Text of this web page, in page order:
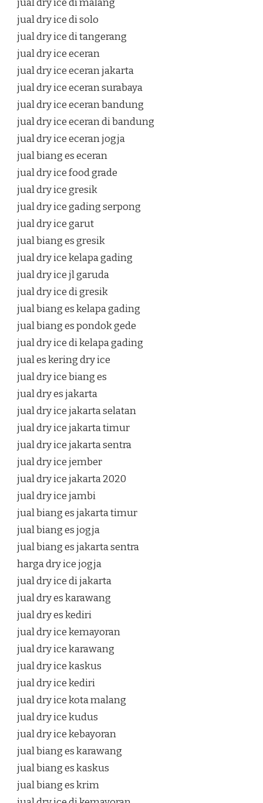
jual dry ice di malang
jual dry ice di solo
jual dry ice di tangerang
jual dry ice eceran
jual dry ice eceran jakarta
jual dry ice eceran surabaya
jual dry ice eceran bandung
jual dry ice eceran di bandung
jual dry ice eceran jogja
jual biang es eceran
jual dry ice food grade
jual dry ice gresik
jual dry ice gading serpong
jual dry ice garut
jual biang es gresik
jual dry ice kelapa gading
jual dry ice jl garuda
jual dry ice di gresik
jual biang es kelapa gading
jual biang es pondok gede
jual dry ice di kelapa gading
jual es kering dry ice
jual dry ice biang es
jual dry es jakarta
jual dry ice jakarta selatan
jual dry ice jakarta timur
jual dry ice jakarta sentra
jual dry ice jember
jual dry ice jakarta 2020
jual dry ice jambi
jual biang es jakarta timur
jual biang es jogja
jual biang es jakarta sentra
harga dry ice jogja
jual dry ice di jakarta
jual dry es karawang
jual dry es kediri
jual dry ice kemayoran
jual dry ice karawang
jual dry ice kaskus
jual dry ice kediri
jual dry ice kota malang
jual dry ice kudus
jual dry ice kebayoran
jual biang es karawang
jual biang es kaskus
jual biang es krim